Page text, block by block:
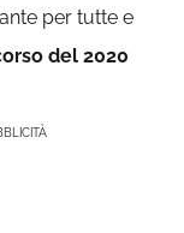
per tutte e
del 2020